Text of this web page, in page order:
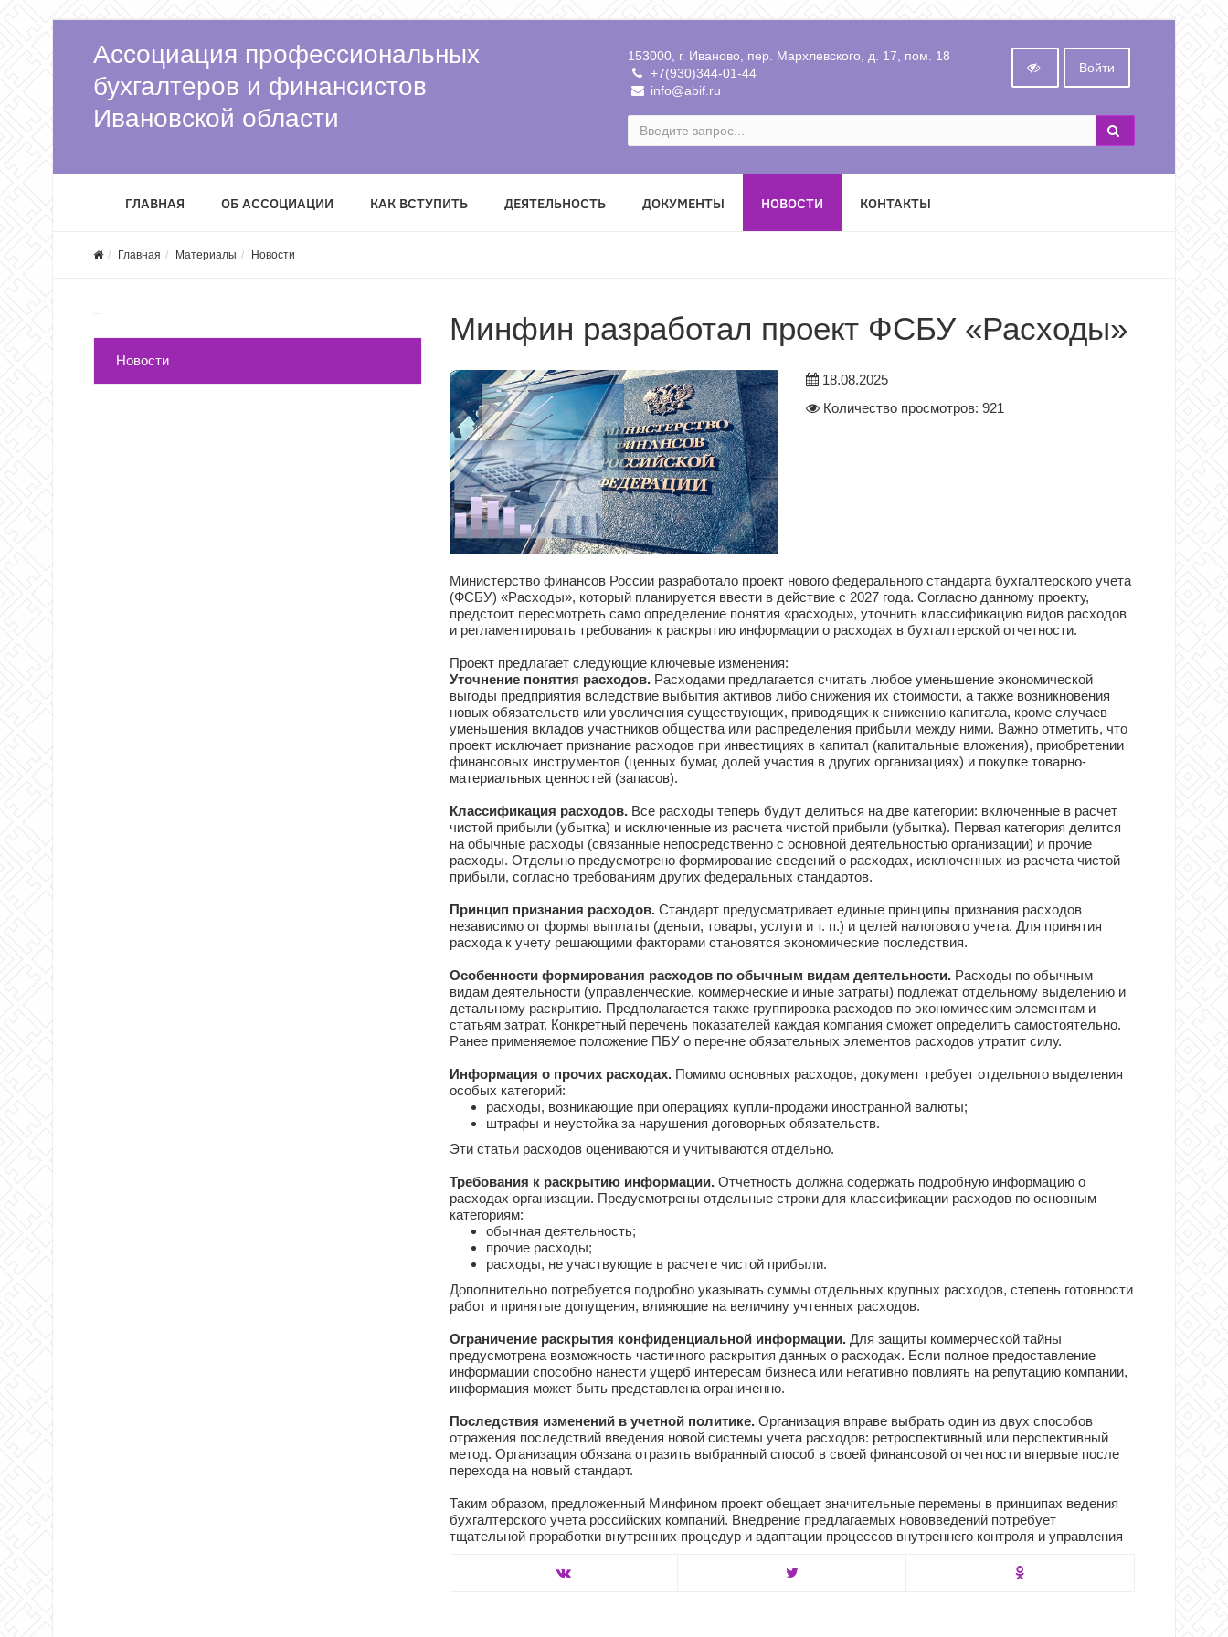
Ассоциация профессиональных
бухгалтеров и финансистов
Ивановской области
153000, г. Иваново, пер. Мархлевского, д. 17, пом. 18
+7(930)344-01-44
info@abif.ru
Войти
ГЛАВНАЯ ОБ АССОЦИАЦИИ КАК ВСТУПИТЬ ДЕЯТЕЛЬНОСТЬ ДОКУМЕНТЫ НОВОСТИ КОНТАКТЫ
Главная Материалы Новости
Новости
Минфин разработал проект ФСБУ «Расходы»
18.08.2025
Количество просмотров: 921
Министерство финансов России разработало проект нового федерального стандарта бухгалтерского учета
(ФСБУ) «Расходы», который планируется ввести в действие с 2027 года. Согласно данному проекту,
предстоит пересмотреть само определение понятия «расходы», уточнить классификацию видов расходов
и регламентировать требования к раскрытию информации о расходах в бухгалтерской отчетности.
Проект предлагает следующие ключевые изменения:
Уточнение понятия расходов. Расходами предлагается считать любое уменьшение экономической
выгоды предприятия вследствие выбытия активов либо снижения их стоимости, а также возникновения
новых обязательств или увеличения существующих, приводящих к снижению капитала, кроме случаев
уменьшения вкладов участников общества или распределения прибыли между ними. Важно отметить, что
проект исключает признание расходов при инвестициях в капитал (капитальные вложения), приобретении
финансовых инструментов (ценных бумаг, долей участия в других организациях) и покупке товарно-
материальных ценностей (запасов).
Классификация расходов. Все расходы теперь будут делиться на две категории: включенные в расчет
чистой прибыли (убытка) и исключенные из расчета чистой прибыли (убытка). Первая категория делится
на обычные расходы (связанные непосредственно с основной деятельностью организации) и прочие
расходы. Отдельно предусмотрено формирование сведений о расходах, исключенных из расчета чистой
прибыли, согласно требованиям других федеральных стандартов.
Принцип признания расходов. Стандарт предусматривает единые принципы признания расходов
независимо от формы выплаты (деньги, товары, услуги и т. п.) и целей налогового учета. Для принятия
расхода к учету решающими факторами становятся экономические последствия.
Особенности формирования расходов по обычным видам деятельности. Расходы по обычным
видам деятельности (управленческие, коммерческие и иные затраты) подлежат отдельному выделению и
детальному раскрытию. Предполагается также группировка расходов по экономическим элементам и
статьям затрат. Конкретный перечень показателей каждая компания сможет определить самостоятельно.
Ранее применяемое положение ПБУ о перечне обязательных элементов расходов утратит силу.
Информация о прочих расходах. Помимо основных расходов, документ требует отдельного выделения
особых категорий:
расходы, возникающие при операциях купли-продажи иностранной валюты;
штрафы и неустойка за нарушения договорных обязательств.
Эти статьи расходов оцениваются и учитываются отдельно.
Требования к раскрытию информации. Отчетность должна содержать подробную информацию о
расходах организации. Предусмотрены отдельные строки для классификации расходов по основным
категориям:
обычная деятельность;
прочие расходы;
расходы, не участвующие в расчете чистой прибыли.
Дополнительно потребуется подробно указывать суммы отдельных крупных расходов, степень готовности
работ и принятые допущения, влияющие на величину учтенных расходов.
Ограничение раскрытия конфиденциальной информации. Для защиты коммерческой тайны
предусмотрена возможность частичного раскрытия данных о расходах. Если полное предоставление
информации способно нанести ущерб интересам бизнеса или негативно повлиять на репутацию компании,
информация может быть представлена ограниченно.
Последствия изменений в учетной политике. Организация вправе выбрать один из двух способов
отражения последствий введения новой системы учета расходов: ретроспективный или перспективный
метод. Организация обязана отразить выбранный способ в своей финансовой отчетности впервые после
перехода на новый стандарт.
Таким образом, предложенный Минфином проект обещает значительные перемены в принципах ведения
бухгалтерского учета российских компаний. Внедрение предлагаемых нововведений потребует
тщательной проработки внутренних процедур и адаптации процессов внутреннего контроля и управления